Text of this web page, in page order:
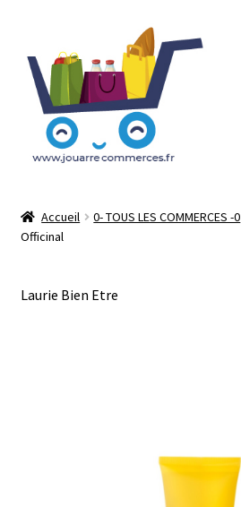
navigation
au
contenu
Le Concept : Click and Collect
Mon Compte
Accueil 0- TOUS LES COMMERCES -0
Officinal
Laurie Bien Etre